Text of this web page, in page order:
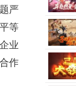
严
等
业
作